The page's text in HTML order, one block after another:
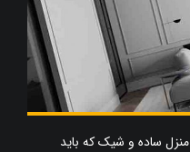
منزل ساده و شیک که باید